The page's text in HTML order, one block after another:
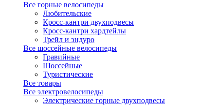
Все горные велосипеды
Любительские
Кросс-кантри двухподвесы
Кросс-кантри хардтейлы
Трейл и эндуро
Все шоссейные велосипеды
Гравийные
Шоссейные
Туристические
Все товары
Все электровелосипеды
Электрические горные двухподвесы